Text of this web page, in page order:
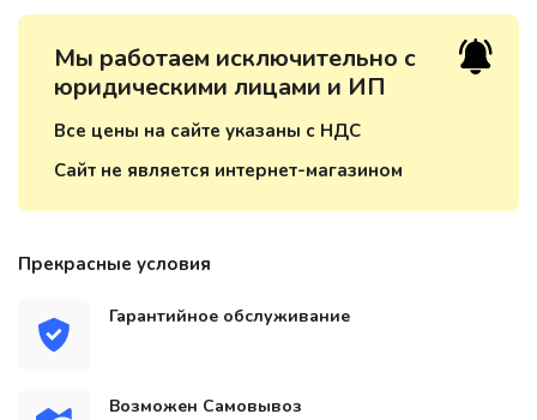
Мы работаем исключительно с
юридическими лицами и ИП
Все цены на сайте указаны с НДС
Сайт не является интернет-магазином
Прекрасные условия
Гарантийное обслуживание
Возможен Самовывоз